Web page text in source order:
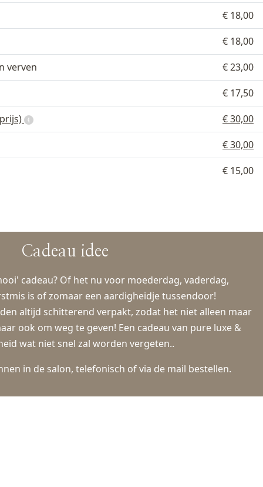
€ 18,00
€ 18,00
verven
€ 23,00
€ 17,50
€ 30,00
€ 30,00
€ 15,00
Cadeau idee
cadeau? Of het nu voor moederdag, vaderdag,
is of zomaar een aardigheidje tussendoor!
altijd schitterend verpakt, zodat het niet alleen maar
ook om weg te geven! Een cadeau van pure luxe &
wat niet snel zal worden vergeten..
in de salon, telefonisch of via de mail bestellen.